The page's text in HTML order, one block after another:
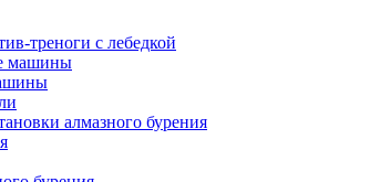
треноги с лебедкой
машины
алмазного бурения